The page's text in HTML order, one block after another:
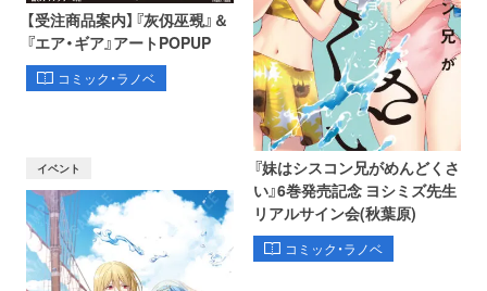
【受注商品案内】『灰仭巫覡』＆
『エア・ギア』アートPOPUP
コミック・ラノベ
『妹はシスコン兄がめんどくさ
い』6巻発売記念 ヨシミズ先生
リアルサイン会(秋葉原)
コミック・ラノベ
イベント